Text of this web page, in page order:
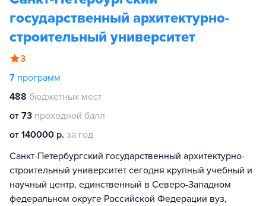
государственный архитектурно-
строительный университет
3
7 программ
488 бюджетных мест
от 73 проходной балл
от 140000 р. за год
Санкт-Петербургский государственный архитектурно-
строительный университет сегодня крупный учебный и
научный центр, единственный в Северо-Западном
федеральном округе Российской Федерации вуз,